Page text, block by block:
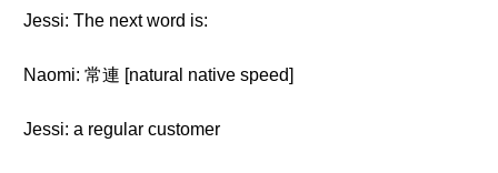
Jessi: The next word is:
Naomi: 常連 [natural native speed]
Jessi: a regular customer